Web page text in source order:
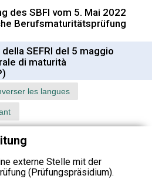
des SBFI vom 5. Mai 2022
Berufsmaturitätsprüfung
SEFRI del 5 maggio
di maturità
les langues
externe Stelle mit der
(Prüfungspräsidium).